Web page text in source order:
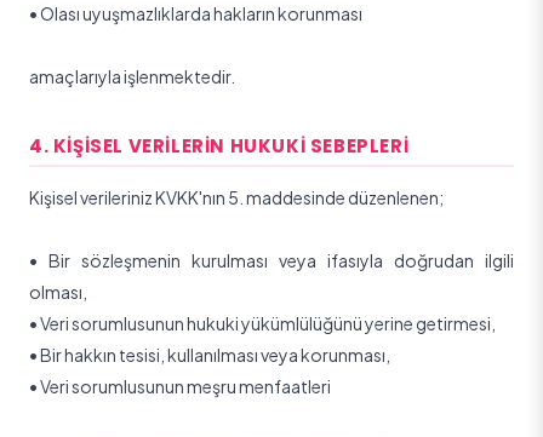
•Olası uyuşmazlıklarda hakların korunması
amaçlarıyla işlenmektedir.
4. KIŞISEL VERILERIN HUKUKI SEBEPLERI
Kişisel verileriniz KVKK'nın 5. maddesinde düzenlenen;
• Bir sözleşmenin kurulması veya ifasıyla doğrudan ilgili
olması,
•Veri sorumlusunun hukuki yükümlülüğünü yerine getirmesi,
•Bir hakkın tesisi, kullanılması veya korunması,
•Veri sorumlusunun meşru menfaatleri